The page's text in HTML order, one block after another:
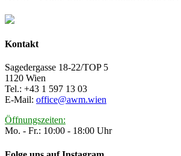
Kontakt
Sagedergasse 18-22/TOP 5
1120 Wien
Tel.: +43 1 597 13 03
E-Mail: office@awm.wien
Öffnungszeiten:
Mo. - Fr.: 10:00 - 18:00 Uhr